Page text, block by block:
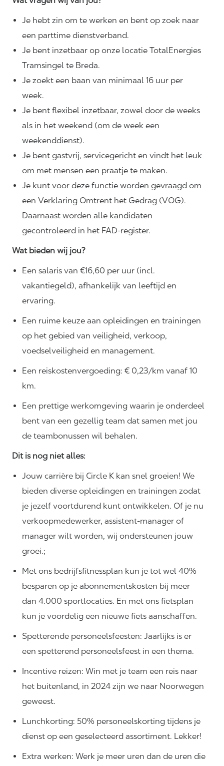
Je hebt zin om te werken en bent op zoek naar
een parttime dienstverband.
Je bent inzetbaar op onze locatie TotalEnergies
Tramsingel te Breda.
Je zoekt een baan van minimaal 16 uur per
week.
Je bent flexibel inzetbaar, zowel door de weeks
als in het weekend (om de week een
weekenddienst).
Je bent gastvrij, servicegericht en vindt het leuk
om met mensen een praatje te maken.
Je kunt voor deze functie worden gevraagd om
een Verklaring Omtrent het Gedrag (VOG).
Daarnaast worden alle kandidaten
gecontroleerd in het FAD-register.
Wat bieden wij jou?
Een salaris van €16,60 per uur (incl.
vakantiegeld), afhankelijk van leeftijd en
ervaring.
Een ruime keuze aan opleidingen en trainingen
op het gebied van veiligheid, verkoop,
voedselveiligheid en management.
Een reiskostenvergoeding: € 0,23/km vanaf 10
km.
Een prettige werkomgeving waarin je onderdeel
bent van een gezellig team dat samen met jou
de teambonussen wil behalen.
Dit is nog niet alles:
Jouw carrière bij Circle K kan snel groeien! We
bieden diverse opleidingen en trainingen zodat
je jezelf voortdurend kunt ontwikkelen. Of je nu
verkoopmedewerker, assistent-manager of
manager wilt worden, wij ondersteunen jouw
groei.;
Met ons bedrijfsfitnessplan kun je tot wel 40%
besparen op je abonnementskosten bij meer
dan 4.000 sportlocaties. En met ons fietsplan
kun je voordelig een nieuwe fiets aanschaffen.
Spetterende personeelsfeesten: Jaarlijks is er
een spetterend personeelsfeest in een thema.
Incentive reizen: Win met je team een reis naar
het buitenland, in 2024 zijn we naar Noorwegen
geweest.
Lunchkorting: 50% personeelskorting tijdens je
dienst op een geselecteerd assortiment. Lekker!
Extra werken: Werk je meer uren dan de uren die